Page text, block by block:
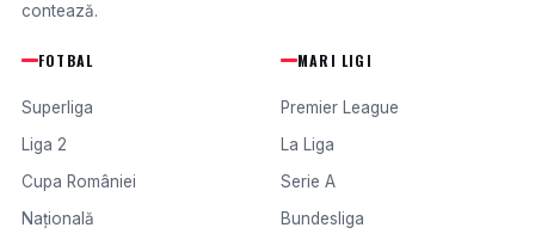
contează.
FOTBAL
Superliga
Liga 2
Cupa României
Națională
MARI LIGI
Premier League
La Liga
Serie A
Bundesliga